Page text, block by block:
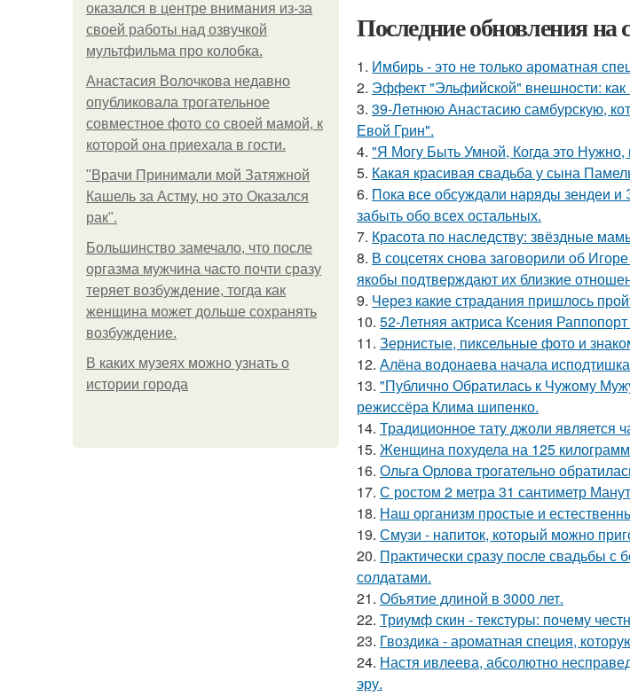
оказался в центре внимания из-за
своей работы над озвучкой
мультфильма про колобка.
Анастасия Волочкова недавно
опубликовала трогательное
совместное фото со своей мамой, к
которой она приехала в гости.
"Врачи Принимали мой Затяжной
Кашель за Астму, но это Оказался
рак".
Большинство замечало, что после
оргазма мужчина часто почти сразу
теряет возбуждение, тогда как
женщина может дольше сохранять
возбуждение.
В каких музеях можно узнать о
истории города
Последние обновления на
1. Имбирь - это не только ароматная
2. Эффект "Эльфийской" внешности:
3. 39-Летнюю Анастасию самбурскую,
Евой Грин".
4. "Я Могу Быть Умной, Когда это
5. Какая красивая свадьба у сына
6. Пока все обсуждали наряды зендеи и
забыть обо всех остальных.
7. Красота по наследству: звёздные
8. В соцсетях снова заговорили об
якобы подтверждают их близкие
9. Через какие страдания пришлось
10. 52-Летняя актриса Ксения
11. Зернистые, пиксельные фото и
12. Алёна водонаева начала
13. "Публично Обратилась к Чужому
режиссёра Клима шипенко.
14. Традиционное тату джоли является
15. Женщина похудела на 125
16. Ольга Орлова трогательно
17. С ростом 2 метра 31 сантиметр
18. Наш организм простые и
19. Смузи - напиток, который можно
20. Практически сразу после свадьбы
солдатами.
21. Объятие длиной в 3000 лет.
22. Триумф скин - текстуры: почему
23. Гвоздика - ароматная специя,
24. Настя ивлеева, абсолютно
эру.